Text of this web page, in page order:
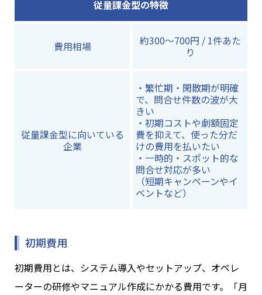
従量課金型の特徴
費用相場
約300～700円 / 1件あた
り
従量課金型に向いている
企業
・繁忙期・閑散期が明確
で、問合せ件数の波が大
きい
・初期コストや劇額固定
費を抑えて、使った分だ
けの費用を払いたい
・一時的・スポット的な
問合せ対応が多い
（短期キャンペーンやイ
ベントなど）
初期費用
初期費用とは、システム導入やセットアップ、オペレ
ーターの研修やマニュアル作成にかかる費用です。「月